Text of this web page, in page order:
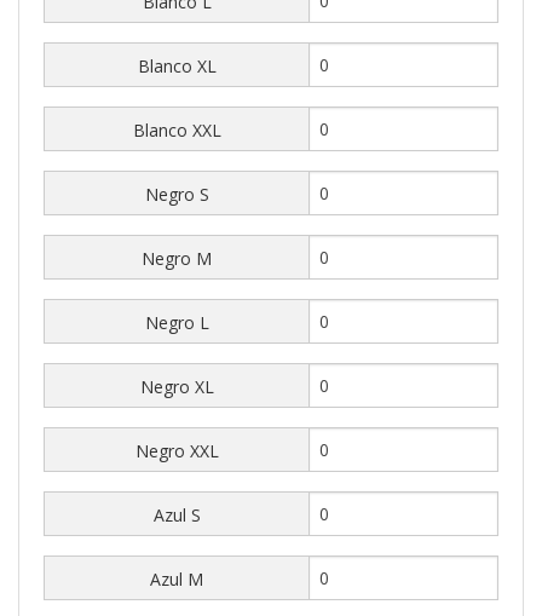
Blanco XL
Blanco XXL
Negro S
Negro M
Negro L
Negro XL
Negro XXL
Azul S
Azul M